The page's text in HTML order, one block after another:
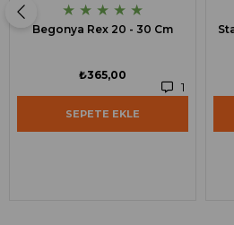
★ ★ ★ ★ ★
Begonya Rex 20 - 30 Cm
1
₺365,00
SEPETE EKLE